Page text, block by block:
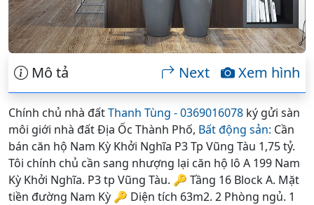
Mô tả Xem hình
Next
Chính chủ nhà đấtThanh Tùng - 0369016078 ký gửi sàn
môi giới nhà đất Địa Ốc Thành Phố, Bất động sản: Cần
bán căn hộ Nam Kỳ Khởi Nghĩa P3 Tp Vũng Tàu 1,75 tỷ.
Tôi chính chủ cần sang nhượng lại căn hộ lô A 199 Nam
Kỳ Khởi Nghĩa. P3 tp Vũng Tàu. 🔑 Tầng 16 Block A. Mặt
tiền đường Nam Kỳ 🔑 Diện tích 63m2. 2 Phòng ngủ. 1